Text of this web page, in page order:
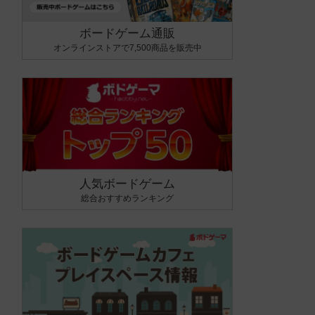
ボードゲーム通販
オンラインストアで7,500商品を販売中
人気ボードゲーム
総合おすすめランキング